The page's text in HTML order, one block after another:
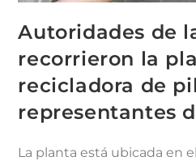
Autoridades de
recorrieron la
recicladora de
representantes
La planta está ubicada en